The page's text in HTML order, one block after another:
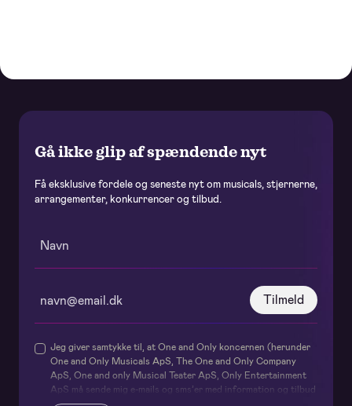
Gå ikke glip af spændende nyt
Få eksklusive fordele og seneste nyt om musicals, stjernerne,
arrangementer, konkurrencer og tilbud.
Tilmeld
Jeg giver samtykke til, at One and Only koncernen (herunder
One and Only Musicals ApS, The One and Only Company
ApS, One and only Musical Teater ApS, Only Entertainment
ApS må sende mig e-mails og sms’er med information og tilbud
om deres forestillinger og events samt relaterede services og